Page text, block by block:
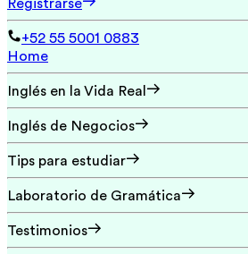
Registrarse
+52 55 5001 0883
Home
Inglés en la Vida Real
Inglés de Negocios
Tips para estudiar
Laboratorio de Gramática
Testimonios